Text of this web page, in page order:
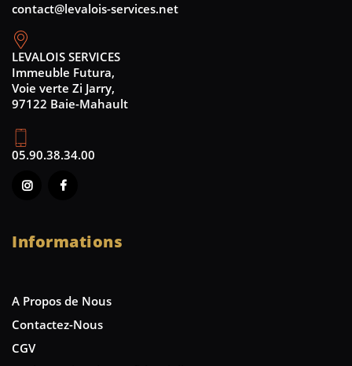
contact@levalois-services.net
LEVALOIS SERVICES
Immeuble Futura,
Voie verte Zi Jarry,
97122 Baie-Mahault
05.90.38.34.00
Informations
A Propos de Nous
Contactez-Nous
CGV